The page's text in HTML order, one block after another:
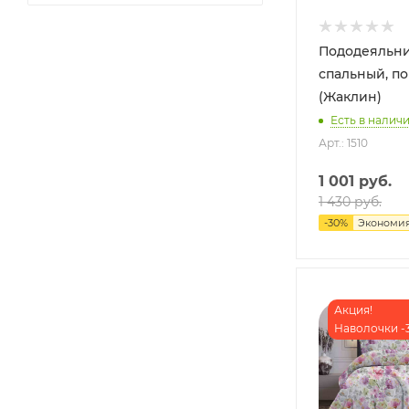
спальный,
(Жаклин)
Есть в
Арт.: 1510
1 001 руб.
1 430руб.
-30%
Акция!
Наволочки -